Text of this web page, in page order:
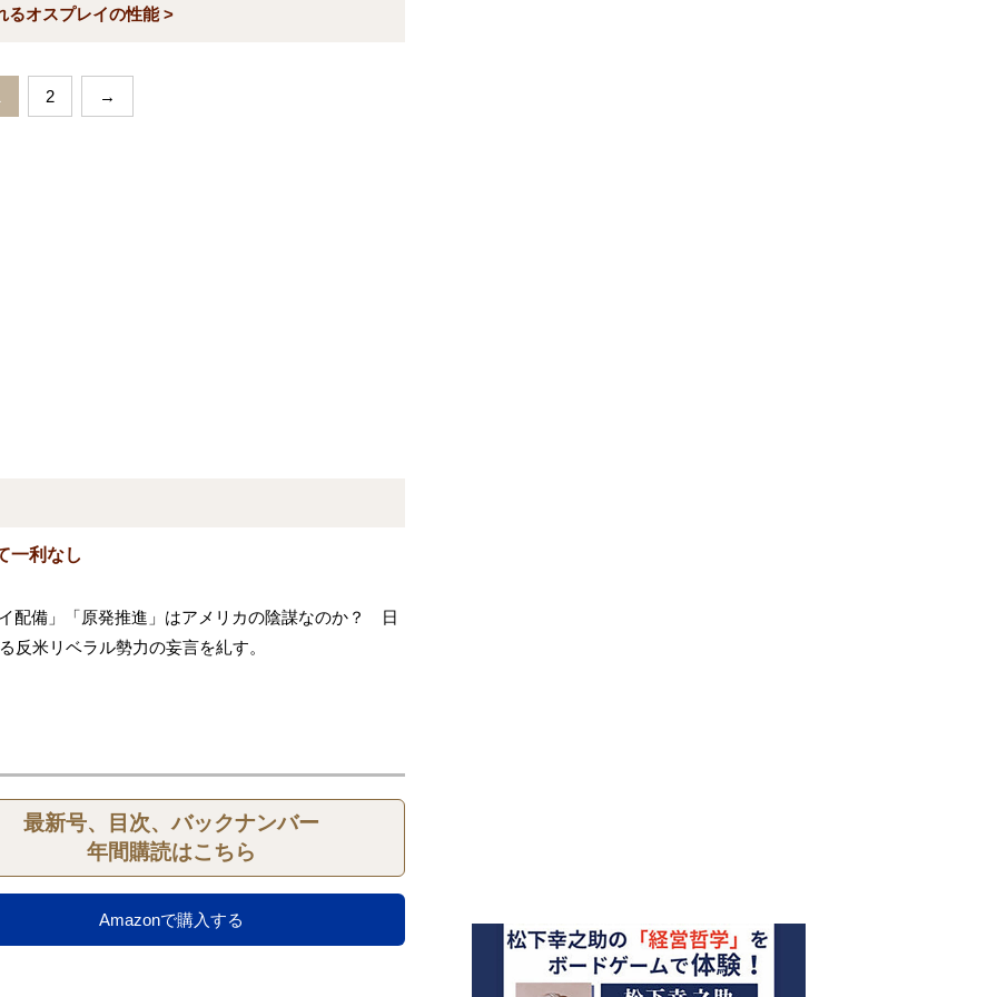
るオスプレイの性能 >
2 →
一利なし
配備」「原発推進」はアメリカの陰謀なのか？ 日
反米リベラル勢力の妄言を糺す。
最新号、目次、バックナンバー
年間購読はこちら
Amazonで購入する